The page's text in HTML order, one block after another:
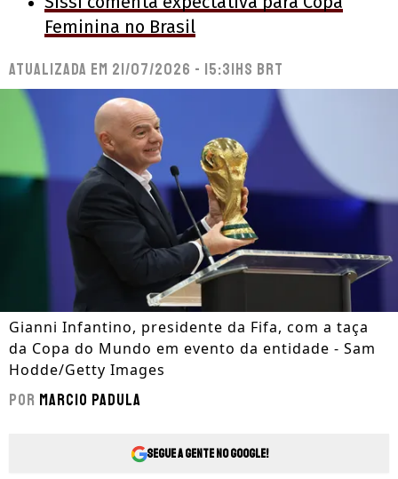
Feminina no Brasil
Atualizada em 21/07/2026 - 15:31hs BRT
Gianni Infantino, presidente da Fifa, com a taça
da Copa do Mundo em evento da entidade - Sam
Hodde/Getty Images
Por Marcio Padula
Segue a gente no Google!